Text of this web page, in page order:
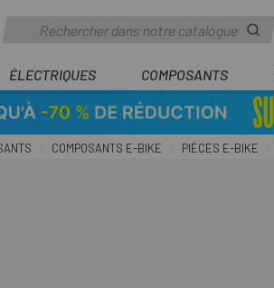
ÉLECTRIQUES COMPOSANTS
COMPOSANTS E-BIKE PIÈCES E-BIKE